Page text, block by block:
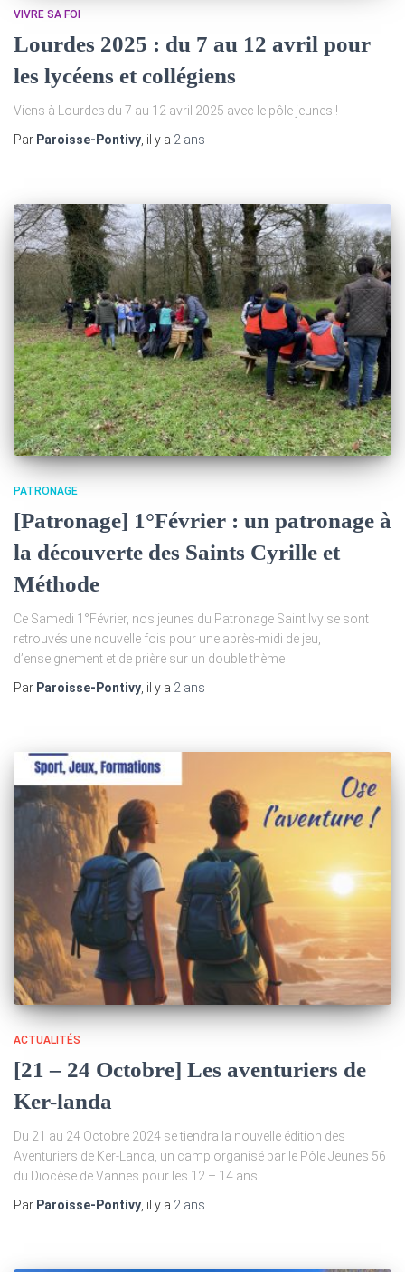
VIVRE SA FOI
Lourdes 2025 : du 7 au 12 avril pour
les lycéens et collégiens
Viens à Lourdes du 7 au 12 avril 2025 avec le pôle jeunes !
Par Paroisse-Pontivy , il y a 2 ans
PATRONAGE
[Patronage] 1°Février : un patronage à
la découverte des Saints Cyrille et
Méthode
Ce Samedi 1°Février, nos jeunes du Patronage Saint Ivy se sont
retrouvés une nouvelle fois pour une après-midi de jeu,
d’enseignement et de prière sur un double thème
Par Paroisse-Pontivy, il y a 2 ans
ACTUALITÉS
[21 – 24 Octobre] Les aventuriers de
Ker-landa
Du 21 au 24 Octobre 2024 se tiendra la nouvelle édition des
Aventuriers de Ker-Landa, un camp organisé par le Pôle Jeunes 56
du Diocèse de Vannes pour les 12 – 14 ans.
Par Paroisse-Pontivy , il y a 2 ans